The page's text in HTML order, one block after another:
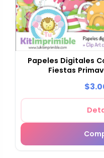
Papeles Digitales
Fiestas